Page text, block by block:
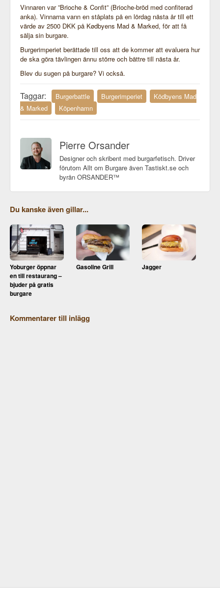
Vinnaren var ”Brioche & Confit” (Brioche-bröd med confiterad
anka). Vinnarna vann en ståplats på en lördag nästa år till ett
värde av 2500 DKK på Kødbyens Mad & Marked, för att få
sälja sin burgare.
Burgerimperiet berättade till oss att de kommer att evaluera hur
de ska göra tävlingen ännu större och bättre till nästa år.
Blev du sugen på burgare? Vi också.
Taggar: Burgerbattle Burgerimperiet
Ködbyens Mad
& Marked
Köpenhamn
Pierre Orsander
Designer och skribent med burgarfetisch. Driver
förutom Allt om Burgare även Tastiskt.se och
byrån ORSANDER™
Du kanske även gillar...
Yoburger öppnar
en till restaurang –
bjuder på gratis
burgare
Gasoline Grill Jagger
Kommentarer till inlägg